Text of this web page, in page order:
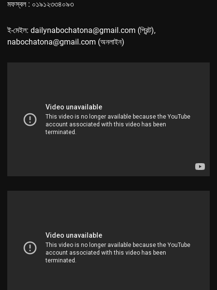
মফস্বল : ০১৯১২৩৩৪০৯৩
ই-মেইল: dailynabochatona@gmail.com (প্রিন্ট),
nabochatona@gmail.com (অনলাইন)